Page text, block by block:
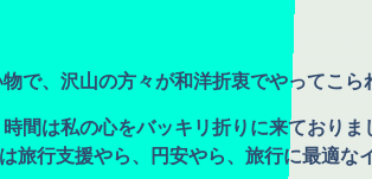
で、沢山の方々が和洋折衷でやってこら
間は私の心をバッキリ折りに来ており
行支援やら、円安やら、旅行に最適な